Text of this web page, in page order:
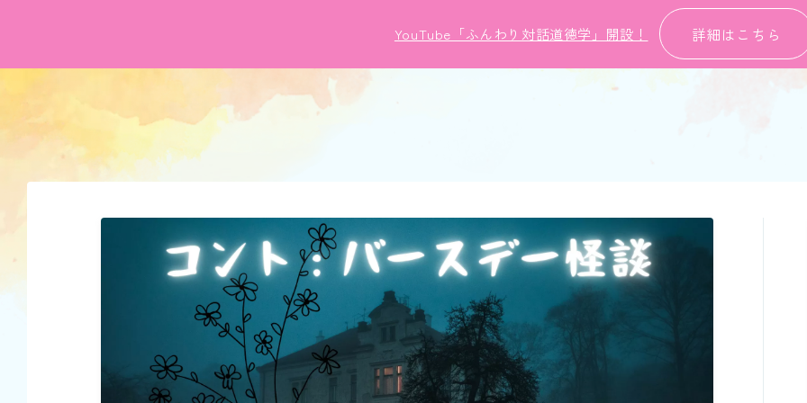
YouTube「ふんわり対話道徳学」開設！ 詳細はこちら